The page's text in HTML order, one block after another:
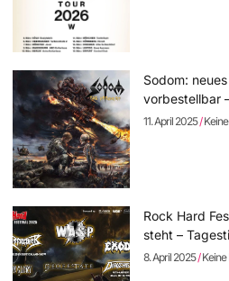
Sodom:
vorbestellbar
11. April 2025
Rock Hard
steht –
8. April 2025 Keine